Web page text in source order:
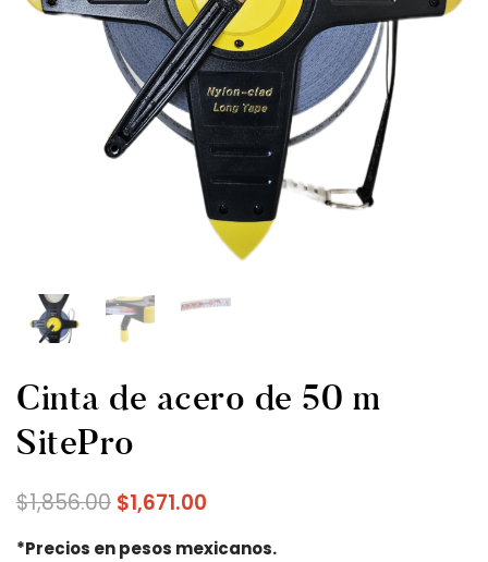
Cinta de acero de 50 m
SitePro
$1,856.00 $1,671.00
*Precios en pesos mexicanos.